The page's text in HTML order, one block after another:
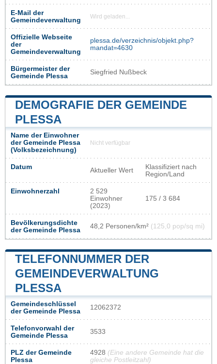
E-Mail der
Gemeindeverwaltung
Wird geladen...
Offizielle Webseite
der
Gemeindeverwaltung
plessa.de/verzeichnis/objekt.php?
mandat=4630
Bürgermeister der
Gemeinde Plessa
Siegfried Nußbeck
DEMOGRAFIE DER GEMEINDE
PLESSA
Name der Einwohner
der Gemeinde Plessa
(Volksbezeichnung)
Nicht verfügbar
Datum Aktueller Wert
Klassifiziert nach
Region/Land
Einwohnerzahl
2 529
Einwohner
(2023)
175 / 3 684
Bevölkerungsdichte
der Gemeinde Plessa
48,2 Personen/km² (125,0 pop/sq mi)
TELEFONNUMMER DER
GEMEINDEVERWALTUNG
PLESSA
Gemeindeschlüssel
der Gemeinde Plessa
12062372
Telefonvorwahl der
Gemeinde Plessa
3533
PLZ der Gemeinde
Plessa
4928 (Eine andere Gemeinde hat die
gleiche Postleitzahl)